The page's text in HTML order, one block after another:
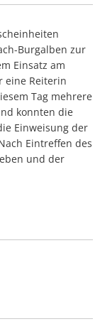
Burgalben zur
Einsatz am
eine Reiterin
Tag mehrere
konnten die
Einweisung der
Eintreffen des
und der